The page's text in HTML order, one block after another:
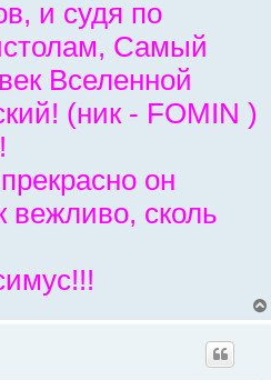
и судя по
Самый
Вселенной
(ник - FOMIN )
он
вежливо, сколь